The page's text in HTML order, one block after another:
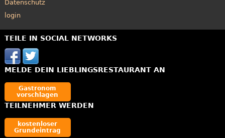
Datenschutz
login
TEILE IN SOCIAL NETWORKS
MELDE DEIN LIEBLINGSRESTAURANT AN
Gastronom
vorschlagen
TEILNEHMER WERDEN
kostenloser
Grundeintrag